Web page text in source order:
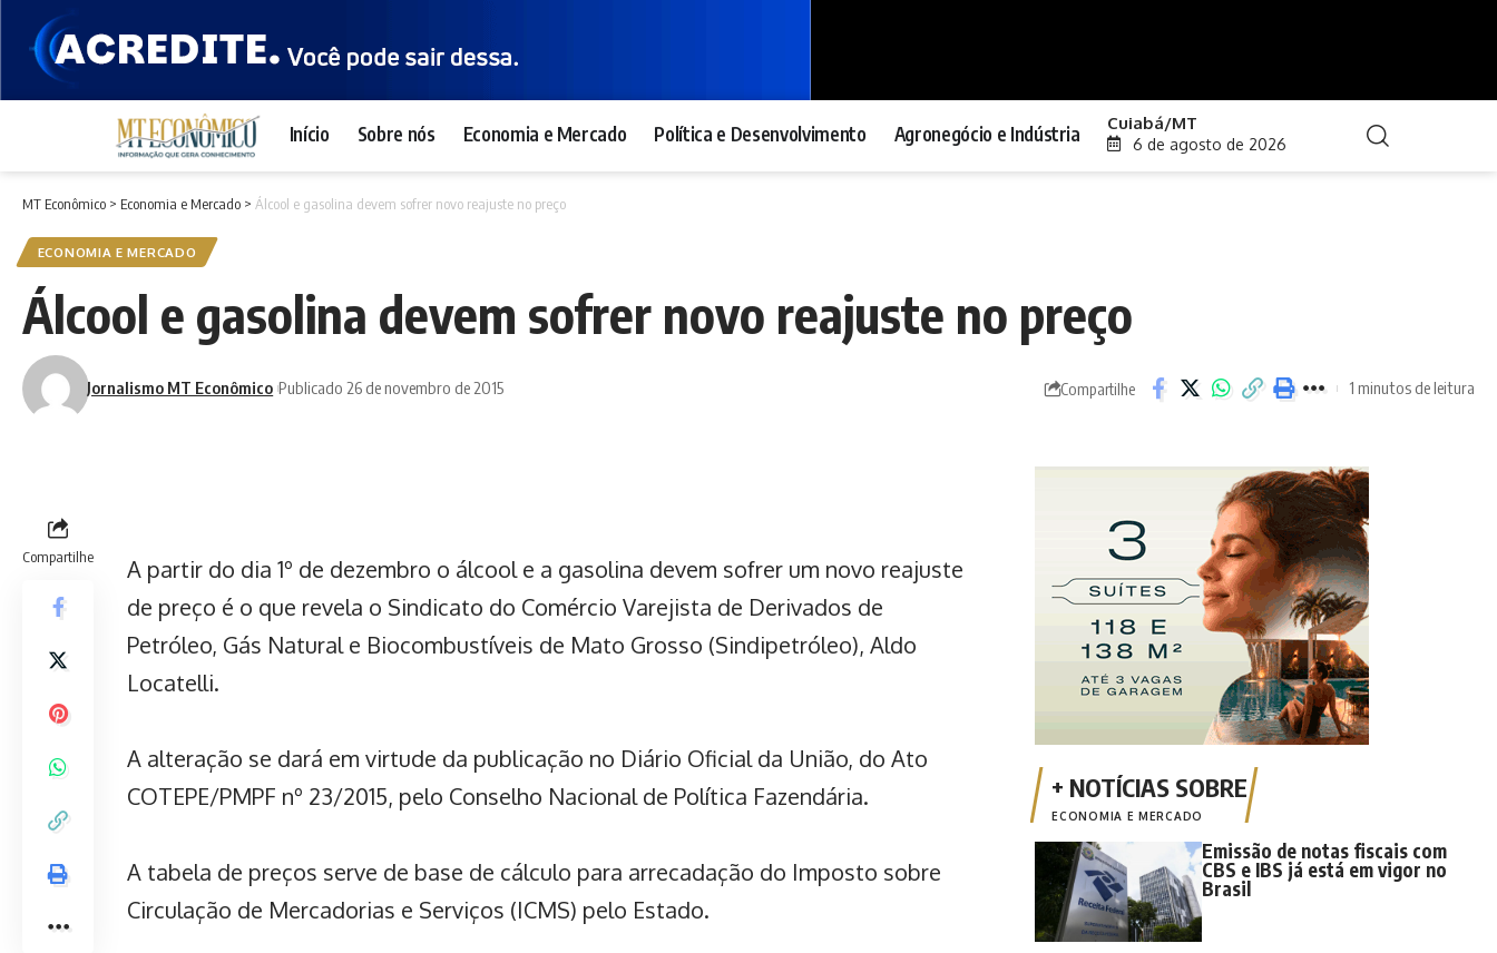
Início Sobre nós Economia e Mercado Política e Desenvolvimento Agronegócio e Indústria Cuiabá/MT
6 de agosto de 2026
MT Econômico > Economia e Mercado > Álcool e gasolina devem sofrer novo reajuste no preço
ECONOMIA E MERCADO
Álcool e gasolina devem sofrer novo reajuste no preço
Jornalismo MT Econômico Publicado 26 de novembro de 2015 Compartilhe 1 minutos de leitura
Compartilhe
A partir do dia 1º de dezembro o álcool e a gasolina devem sofrer um novo reajuste
de preço é o que revela o Sindicato do Comércio Varejista de Derivados de
Petróleo, Gás Natural e Biocombustíveis de Mato Grosso (Sindipetróleo), Aldo
Locatelli.
A alteração se dará em virtude da publicação no Diário Oficial da União, do Ato
COTEPE/PMPF nº 23/2015, pelo Conselho Nacional de Política Fazendária.
A tabela de preços serve de base de cálculo para arrecadação do Imposto sobre
Circulação de Mercadorias e Serviços (ICMS) pelo Estado.
ECONOMIA E MERCADO
Emissão de notas fiscais com
CBS e IBS já está em vigor no
Brasil